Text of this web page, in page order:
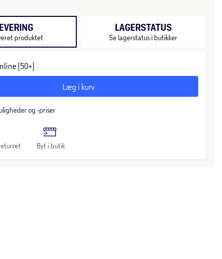
produktet
LAGERSTATUS
Se lagerstatus i butikker
(50+)
Læg i kurv
og -priser
Byt i butik